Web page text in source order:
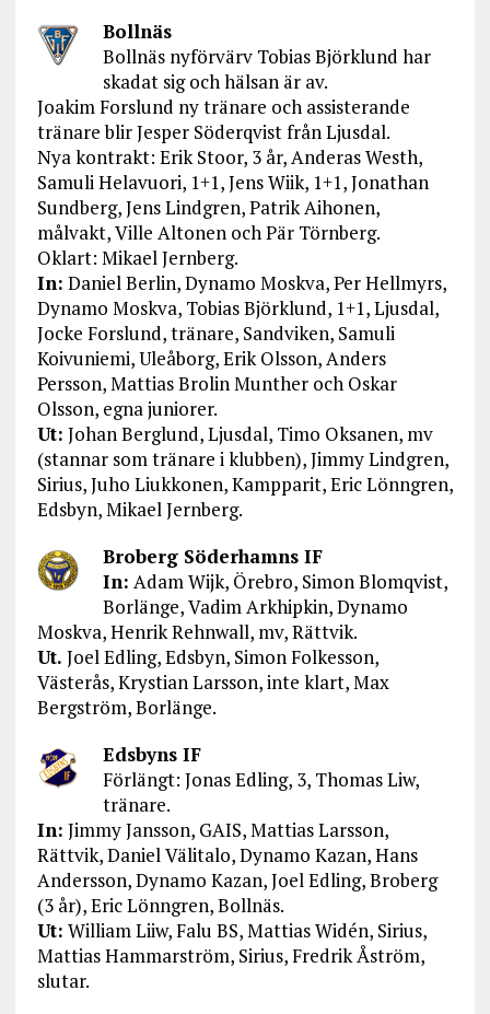
Bollnäs
Bollnäs nyförvärv Tobias Björklund har
skadat sig och hälsan är av.
Joakim Forslund ny tränare och assisterande
tränare blir Jesper Söderqvist från Ljusdal.
Nya kontrakt: Erik Stoor, 3 år, Anderas Westh,
Samuli Helavuori, 1+1, Jens Wiik, 1+1, Jonathan
Sundberg, Jens Lindgren, Patrik Aihonen,
målvakt, Ville Altonen och Pär Törnberg.
Oklart: Mikael Jernberg.
In: Daniel Berlin, Dynamo Moskva, Per Hellmyrs,
Dynamo Moskva, Tobias Björklund, 1+1, Ljusdal,
Jocke Forslund, tränare, Sandviken, Samuli
Koivuniemi, Uleåborg, Erik Olsson, Anders
Persson, Mattias Brolin Munther och Oskar
Olsson, egna juniorer.
Ut: Johan Berglund, Ljusdal, Timo Oksanen, mv
(stannar som tränare i klubben), Jimmy Lindgren,
Sirius, Juho Liukkonen, Kampparit, Eric Lönngren,
Edsbyn, Mikael Jernberg.
Broberg Söderhamns IF
In: Adam Wijk, Örebro, Simon Blomqvist,
Borlänge, Vadim Arkhipkin, Dynamo
Moskva, Henrik Rehnwall, mv, Rättvik.
Ut. Joel Edling, Edsbyn, Simon Folkesson,
Västerås, Krystian Larsson, inte klart, Max
Bergström, Borlänge.
Edsbyns IF
Förlängt: Jonas Edling, 3, Thomas Liw,
tränare.
In: Jimmy Jansson, GAIS, Mattias Larsson,
Rättvik, Daniel Välitalo, Dynamo Kazan, Hans
Andersson, Dynamo Kazan, Joel Edling, Broberg
(3 år), Eric Lönngren, Bollnäs.
Ut: William Liiw, Falu BS, Mattias Widén, Sirius,
Mattias Hammarström, Sirius, Fredrik Åström,
slutar.